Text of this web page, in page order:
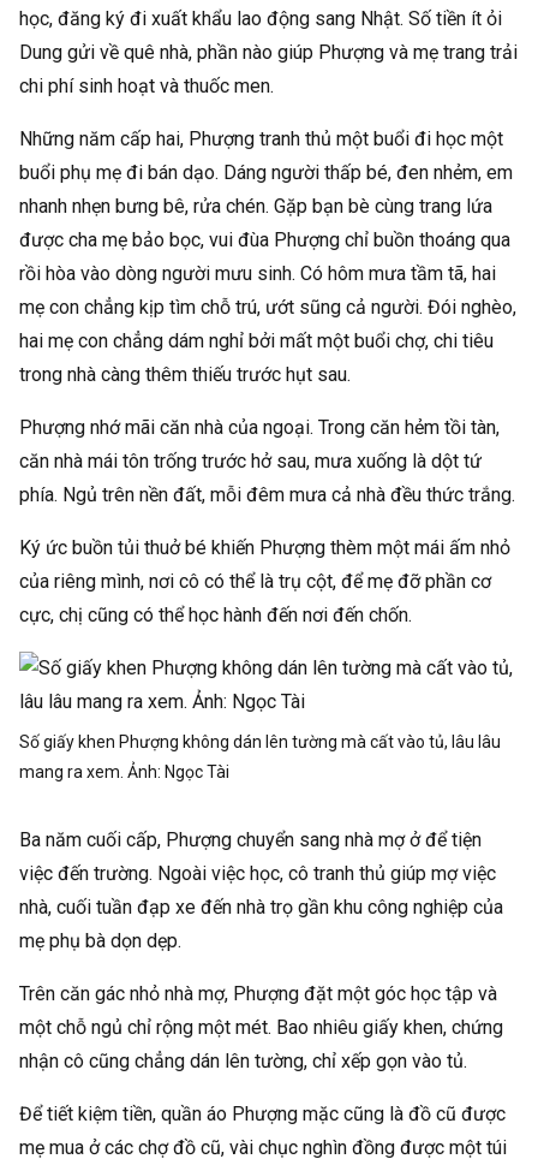
học, đăng ký đi xuất khẩu lao động sang Nhật. Số tiền ít ỏi
Dung gửi về quê nhà, phần nào giúp Phượng và mẹ trang trải
chi phí sinh hoạt và thuốc men.
Những năm cấp hai, Phượng tranh thủ một buổi đi học một
buổi phụ mẹ đi bán dạo. Dáng người thấp bé, đen nhẻm, em
nhanh nhẹn bưng bê, rửa chén. Gặp bạn bè cùng trang lứa
được cha mẹ bảo bọc, vui đùa Phượng chỉ buồn thoáng qua
rồi hòa vào dòng người mưu sinh. Có hôm mưa tầm tã, hai
mẹ con chẳng kịp tìm chỗ trú, ướt sũng cả người. Đói nghèo,
hai mẹ con chẳng dám nghỉ bởi mất một buổi chợ, chi tiêu
trong nhà càng thêm thiếu trước hụt sau.
Phượng nhớ mãi căn nhà của ngoại. Trong căn hẻm tồi tàn,
căn nhà mái tôn trống trước hở sau, mưa xuống là dột tứ
phía. Ngủ trên nền đất, mỗi đêm mưa cả nhà đều thức trắng.
Ký ức buồn tủi thuở bé khiến Phượng thèm một mái ấm nhỏ
của riêng mình, nơi cô có thể là trụ cột, để mẹ đỡ phần cơ
cực, chị cũng có thể học hành đến nơi đến chốn.
Số giấy khen Phượng không dán lên tường mà cất vào tủ, lâu lâu
mang ra xem. Ảnh: Ngọc Tài
Ba năm cuối cấp, Phượng chuyển sang nhà mợ ở để tiện
việc đến trường. Ngoài việc học, cô tranh thủ giúp mợ việc
nhà, cuối tuần đạp xe đến nhà trọ gần khu công nghiệp của
mẹ phụ bà dọn dẹp.
Trên căn gác nhỏ nhà mợ, Phượng đặt một góc học tập và
một chỗ ngủ chỉ rộng một mét. Bao nhiêu giấy khen, chứng
nhận cô cũng chẳng dán lên tường, chỉ xếp gọn vào tủ.
Để tiết kiệm tiền, quần áo Phượng mặc cũng là đồ cũ được
mẹ mua ở các chợ đồ cũ, vài chục nghìn đồng được một túi